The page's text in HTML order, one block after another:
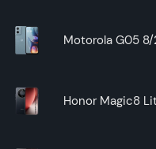
Motorola G05
Honor Magic8